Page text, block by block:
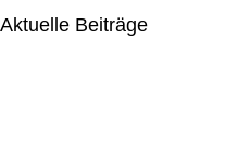
Aktuelle Beiträge